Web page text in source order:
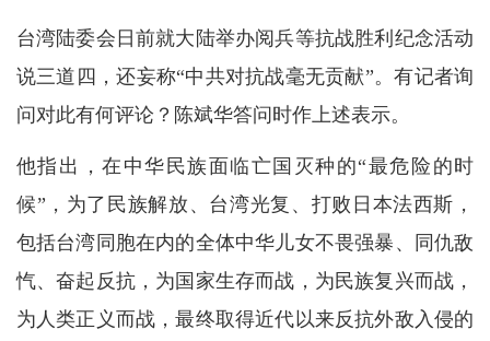
台湾陆委会日前就大陆举办阅兵等抗战胜利纪念活动
说三道四，还妄称“中共对抗战毫无贡献”。有记者询
问对此有何评论？陈斌华答问时作上述表示。
他指出，在中华民族面临亡国灭种的“最危险的时
候”，为了民族解放、台湾光复、打败日本法西斯，
包括台湾同胞在内的全体中华儿女不畏强暴、同仇敌
忾、奋起反抗，为国家生存而战，为民族复兴而战，
为人类正义而战，最终取得近代以来反抗外敌入侵的